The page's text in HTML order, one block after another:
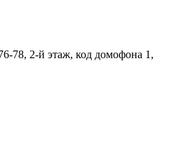
78, 2-й этаж, код домофона 1,